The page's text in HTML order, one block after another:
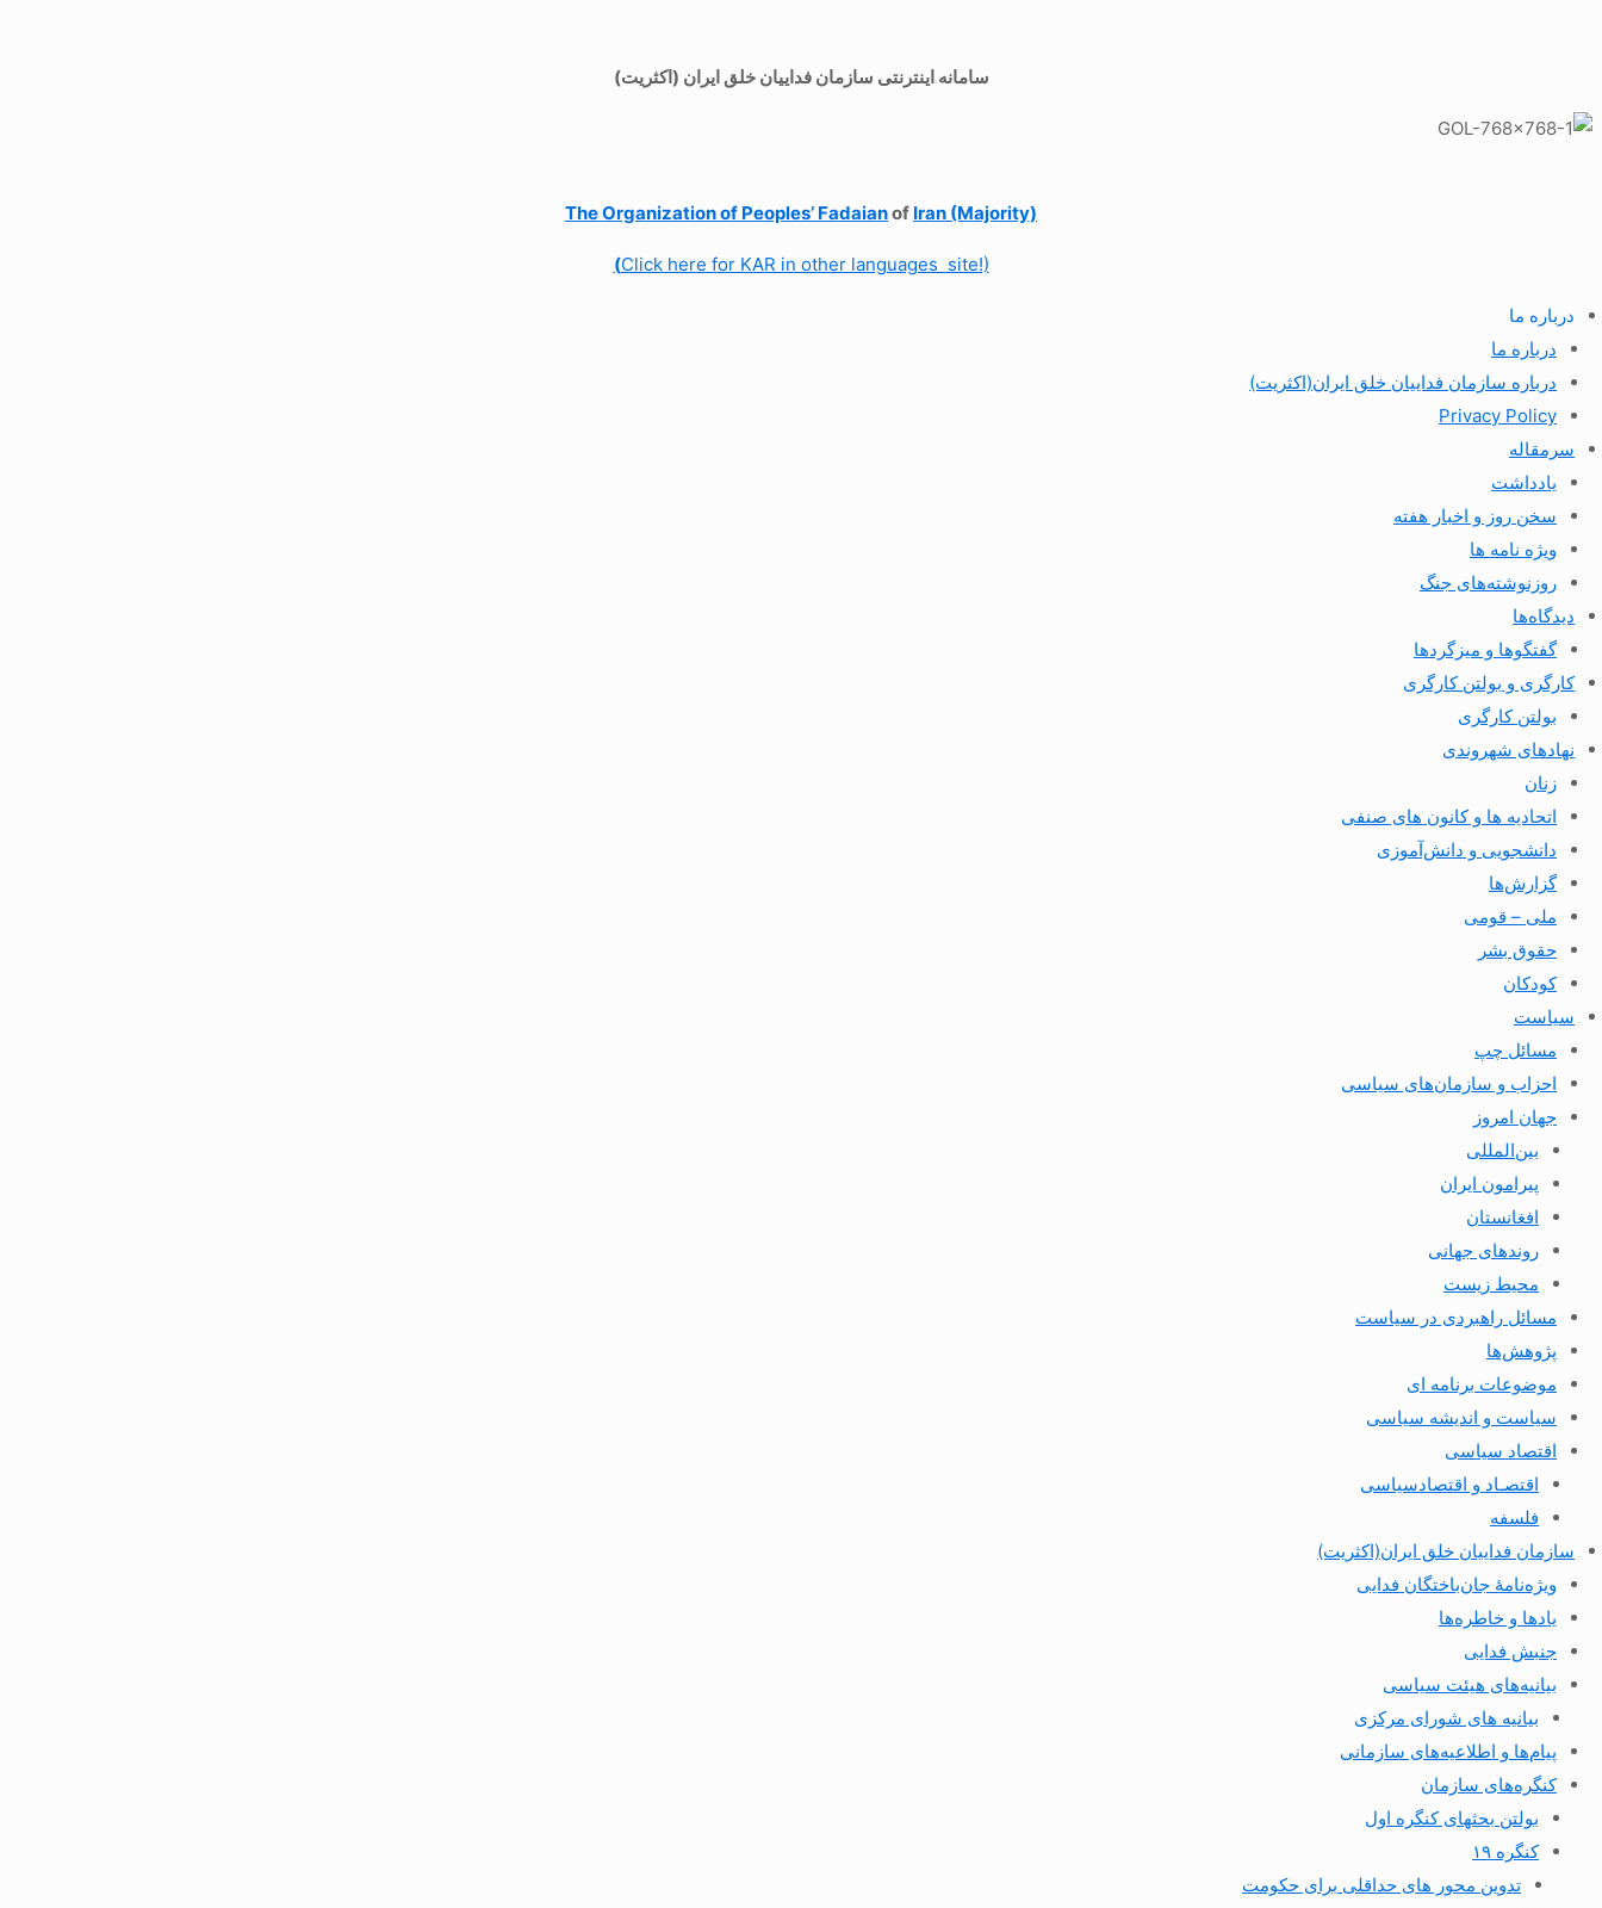
سامانه اینترنتی سازمان فداییان خلق ایران (اکثریت)
The Organization of Peoples’ Fadaianof Iran (Majority)
(Click here for KAR in other languages site!)
درباره ما
درباره ما
درباره سازمان فداییان خلق ایران(اکثریت)
Privacy Policy
سرمقاله
یادداشت
سخن روز و اخبار هفته
ویژه نامه ها
روزنوشته‌های جنگ
دیدگاه‌ها
گفتگوها و میزگردها
کارگری و بولتن کارگری
بولتن کارگری
نهادهای شهروندی
زنان
اتحادیه ها و کانون های صنفی
دانشجویی و دانش‌آموزی
گزارش‌ها
ملی – قومی
حقوق بشر
کودکان
سیاست
مسائل چپ
احزاب و سازمان‌های سیاسی
جهان امروز
بین‌المللی
پیرامون ایران
افغانستان
روندهای جهانی
محیط زیست
مسائل راهبردی در سیاست
پژوهش‌ها
موضوعات برنامه ای
سیاست و اندیشه سیاسی
اقتصاد سیاسی
اقتصـاد و اقتصاد‌سیاسی
فلسفه
سازمان فداییان خلق ایران(اکثریت)
ویژه‌نامهٔ جان‌باختگان فدایی
یادها و خاطره‌ها
جنبش فدایی
بیانیه‌های هیئت سیاسی
بیانیه های شورای مرکزی
پیام‌ها و اطلاعیه‌های سازمانی
کنگره‌های سازمان
بولتن بحثهای کنگره اول
کنگره ۱۹
تدوین محور های حداقلی برای حکومت